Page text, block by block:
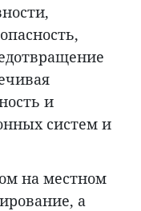
и
систем и
на местном
а